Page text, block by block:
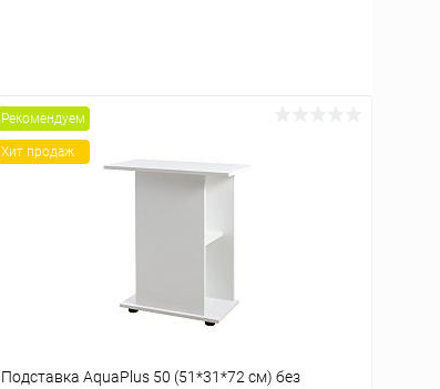
Рекомендуем
Хит продаж
Подставка AquaPlus 50 (51*31*72 см) без